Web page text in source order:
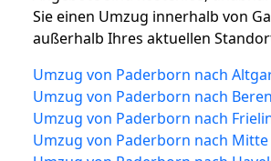
Sie einen Umzug innerhalb von
außerhalb Ihres aktuellen
Umzug von Paderborn nach
Umzug von Paderborn nach
Umzug von Paderborn nach
Umzug von Paderborn nach Mitte